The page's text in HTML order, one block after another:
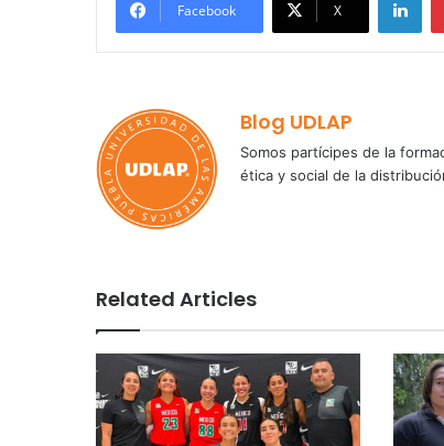
Facebook X
Blog UDLAP
Somos partícipes de la
ética y social de la
Related Articles